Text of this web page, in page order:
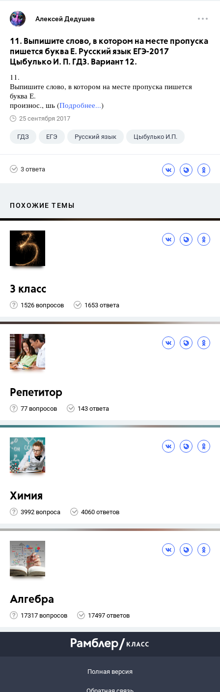
Алексей Дедушев
11. Выпишите слово, в котором на месте пропуска
пишется буква Е. Русский язык ЕГЭ-2017
Цыбулько И. П. ГДЗ. Вариант 12.
11.
Выпишите слово, в котором на месте пропуска пишется
буква Е.
произнос., шь (Подробнее...)
25 сентября 2017
ГДЗ ЕГЭ Русский язык Цыбулько И.П.
3 ответа
ПОХОЖИЕ ТЕМЫ
3 класс
1526 вопросов 1653 ответа
Репетитор
77 вопросов 143 ответа
Химия
3992 вопроса 4060 ответов
Алгебра
17317 вопросов 17497 ответов
Полная версия